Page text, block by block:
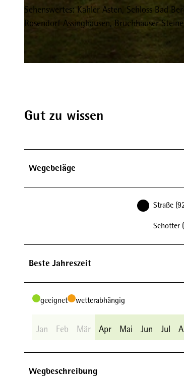
Sehenswertes: Kahler Asten, Schloss Bad
Rosendorf Assinghausen, Bruchhauser Steine
Gut zu wissen
Wegebeläge
Straße
Schotter
Beste Jahreszeit
geeignet wetterabhängig
Jan Feb Mär Apr Mai Jun Jul
Wegbeschreibung